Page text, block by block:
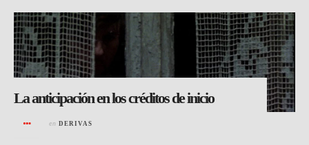
La anticipación en los créditos de inicio
en DERIVAS